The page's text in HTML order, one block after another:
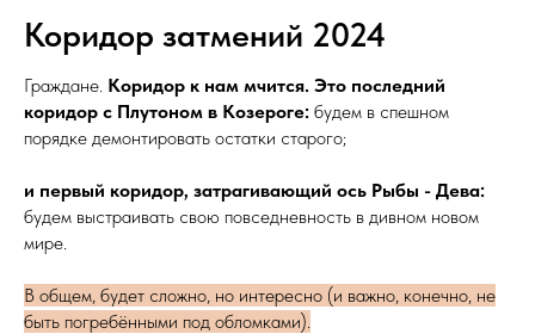
Коридор затмений 2024
Граждане. Коридор к нам мчится. Это последний
коридор с Плутоном в Козероге: будем в спешном
порядке демонтировать остатки старого;
и первый коридор, затрагивающий ось Рыбы - Дева:
будем выстраивать свою повседневность в дивном новом
мире.
В общем, будет сложно, но интересно (и важно, конечно, не
быть погребёнными под обломками).